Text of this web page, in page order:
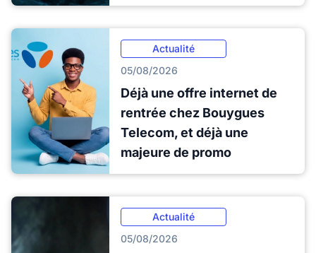
Actualité
05/08/2026
Déjà une offre internet de
rentrée chez Bouygues
Telecom, et déjà une
majeure de promo
Actualité
05/08/2026